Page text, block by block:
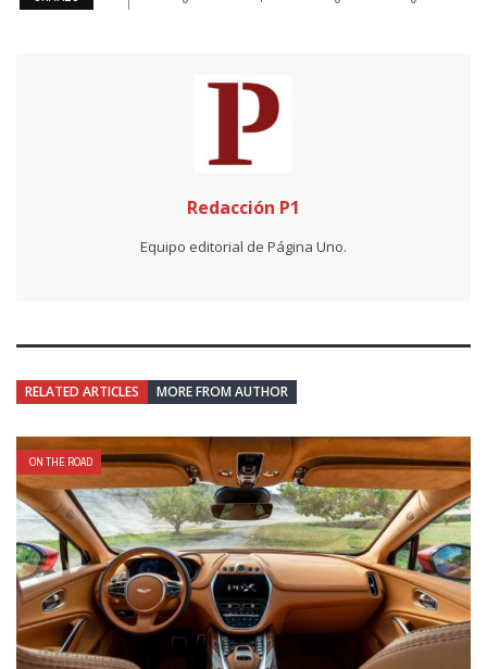
Redacción P1
Equipo editorial de Página Uno.
RELATED ARTICLES MORE FROM AUTHOR
ON THE ROAD